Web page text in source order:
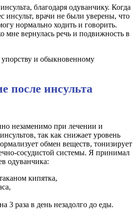
благодаря одуванчику. Когда
инсульт, врачи не были уверены, что
нормально ходить и говорить.
мне вернулась речь и подвижность в
и обыкновенному
после инсульта
незаменимо при лечении и
так как снижает уровень
обмен веществ, тонизирует
сосудистой системы. Я принимал
одуванчика:
кипятка,
3 раза в день незадолго до еды.